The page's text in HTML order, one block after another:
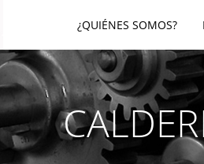
¿QUIÉNES SOMOS?